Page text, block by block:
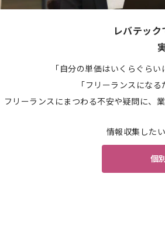
レバテッ
「自分の単価はいくらぐら
「フリーランスにな
フリーランスにまつわる不安や疑問に、
情報収集した
個